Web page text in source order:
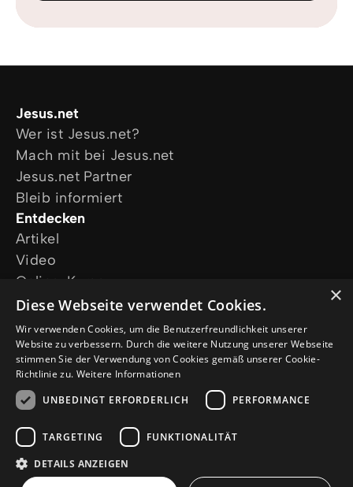
Jesus.net
Wer ist Jesus.net?
Mach mit bei Jesus.net
Jesus.net Partner
Bleib informiert
Entdecken
Artikel
Video
Online-Kurse
Unsere Projekte
Ich wünsche mir Gebet
Ich habe eine Frage
Folge uns
×
Diese Webseite verwendet Cookies.
Wir verwenden Cookies, um die Benutzerfreundlichkeit unserer
Website zu verbessern. Durch die weitere Nutzung unserer Webseite
stimmen Sie der Verwendung von Cookies gemäß unserer Cookie-
Richtlinie zu. Weitere Informationen
UNBEDINGT ERFORDERLICH
PERFORMANCE
TARGETING FUNKTIONALITÄT
DETAILS ANZEIGEN